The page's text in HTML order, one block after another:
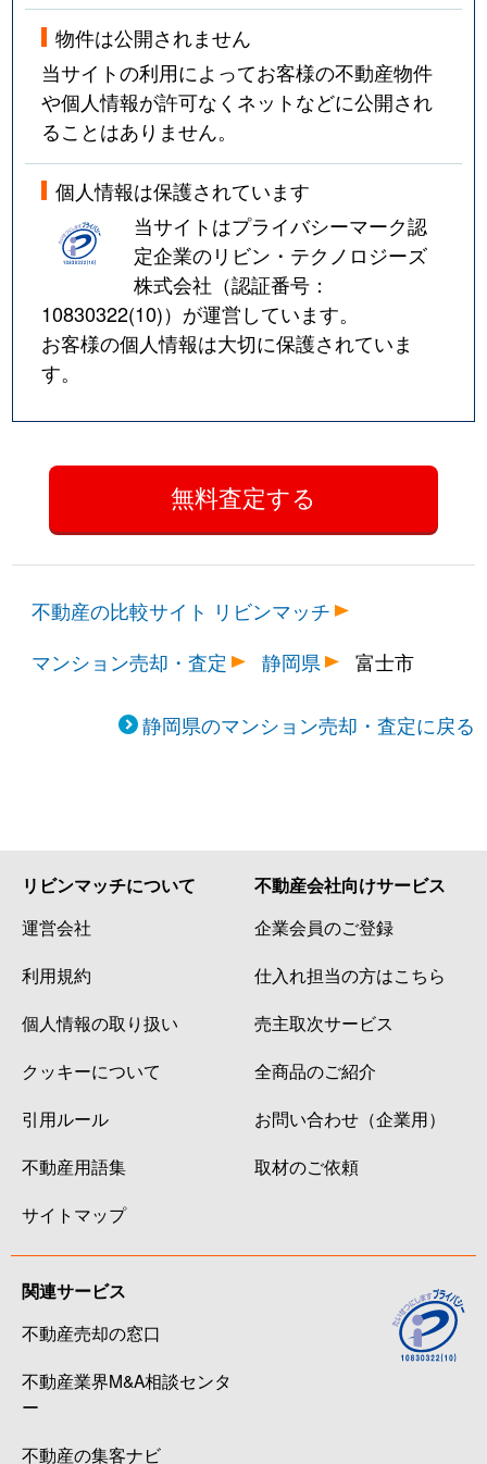
物件は公開されません
当サイトの利用によってお客様の不動産物件
や個人情報が許可なくネットなどに公開され
ることはありません。
個人情報は保護されています
当サイトはプライバシーマーク認
定企業のリビン・テクノロジーズ
株式会社（認証番号：
10830322(10)）が運営しています。
お客様の個人情報は大切に保護されていま
す。
不動産の比較サイト リビンマッチ
マンション売却・査定
静岡県 富士市
静岡県のマンション売却・査定に戻る
リビンマッチについて
運営会社
利用規約
個人情報の取り扱い
クッキーについて
引用ルール
不動産用語集
サイトマップ
不動産会社向けサービス
企業会員のご登録
仕入れ担当の方はこちら
売主取次サービス
全商品のご紹介
お問い合わせ（企業用）
取材のご依頼
関連サービス
不動産売却の窓口
不動産業界M&A相談センタ
ー
不動産の集客ナビ